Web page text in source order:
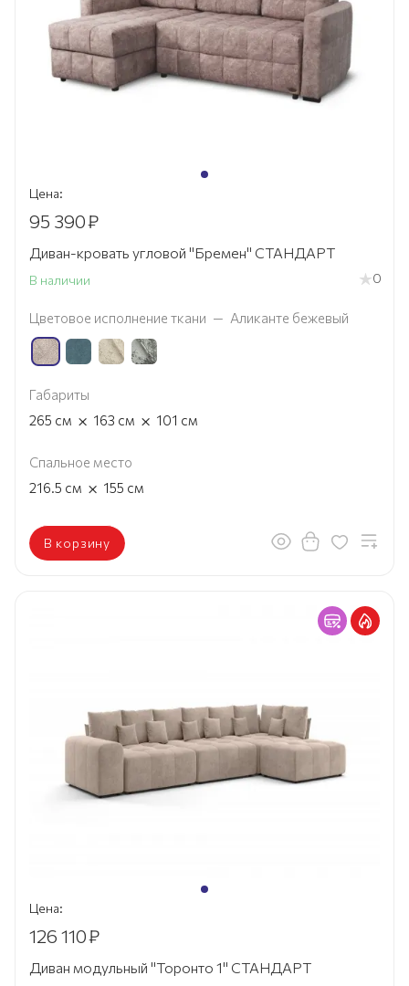
Цена:
95 390₽
Диван-кровать угловой "Бремен" СТАНДАРТ
В наличии 0
Цветовое исполнение ткани — Аликанте бежевый
Габариты
265 см × 163 см × 101 см
Спальное место
216.5 см × 155 см
В корзину
Цена:
126 110₽
Диван модульный "Торонто 1" СТАНДАРТ